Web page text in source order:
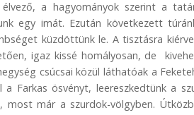
a hagyományok szerint a
egy imát. Ezután következett
küzdöttünk le. A tisztásra
igaz kissé homályosan, de
csúcsai közül láthatóak a
a Farkas ösvényt, leereszkedtünk a
most már a szurdok-völgyben.